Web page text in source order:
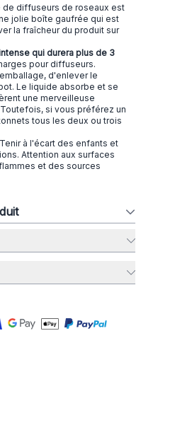
de diffuseurs de roseaux est
jolie boîte gaufrée qui est
la fraîcheur du produit sur
qui durera plus de 3
pour diffuseurs.
d'enlever le
Le liquide absorbe et se
une merveilleuse
si vous préférez un
tous les deux ou trois
à l'écart des enfants et
Attention aux surfaces
et des sources